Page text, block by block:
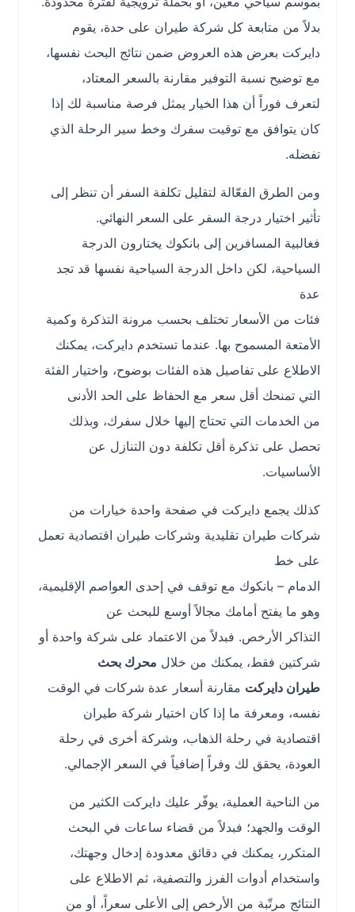
بدلاً من متابعة كل شركة طيران على حدة، يقوم
دايركت بعرض هذه العروض ضمن نتائج البحث نفسها،
مع توضيح نسبة التوفير مقارنة بالسعر المعتاد،
لتعرف فوراً أن هذا الخيار يمثل فرصة مناسبة لك إذا
كان يتوافق مع توقيت سفرك وخط سير الرحلة الذي
تفضله.
ومن الطرق الفعّالة لتقليل تكلفة السفر أن تنظر إلى
تأثير اختيار درجة السفر على السعر النهائي.
فغالبية المسافرين إلى بانكوك يختارون الدرجة
السياحية، لكن داخل الدرجة السياحية نفسها قد تجد
فئات من الأسعار تختلف بحسب مرونة التذكرة وكمية
الأمتعة المسموح بها. عندما تستخدم دايركت، يمكنك
الاطلاع على تفاصيل هذه الفئات بوضوح، واختيار الفئة
التي تمنحك أقل سعر مع الحفاظ على الحد الأدنى
من الخدمات التي تحتاج إليها خلال سفرك، وبذلك
تحصل على تذكرة أقل تكلفة دون التنازل عن
الأساسيات.
كذلك يجمع دايركت في صفحة واحدة خيارات من
شركات طيران تقليدية وشركات طيران اقتصادية تعمل
على خط
الدمام – بانكوك مع توقف في إحدى العواصم الإقليمية،
وهو ما يفتح أمامك مجالاً أوسع للبحث عن
التذاكر الأرخص. فبدلاً من الاعتماد على شركة واحدة أو
شركتين فقط، يمكنك من خلال محرك بحث
طيران دايركتمقارنة أسعار عدة شركات في الوقت
نفسه، ومعرفة ما إذا كان اختيار شركة طيران
اقتصادية في رحلة الذهاب، وشركة أخرى في رحلة
العودة، يحقق لك وفراً إضافياً في السعر الإجمالي.
من الناحية العملية، يوفّر عليك دايركت الكثير من
الوقت والجهد؛ فبدلاً من قضاء ساعات في البحث
المتكرر، يمكنك في دقائق معدودة إدخال وجهتك،
واستخدام أدوات الفرز والتصفية، ثم الاطلاع على
النتائج مرتّبة من الأرخص إلى الأعلى سعراً، أو من